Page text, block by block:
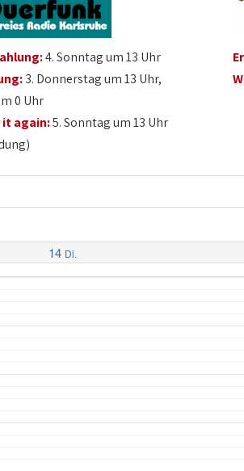
4. Sonntag um 13 Uhr
3. Donnerstag um 13 Uhr,
0 Uhr
it again:5. Sonntag um 13 Uhr
14 Di.